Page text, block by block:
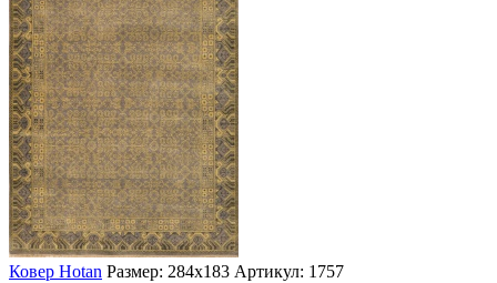
Ковер Hotan Размер: 284х183 Артикул: 1757